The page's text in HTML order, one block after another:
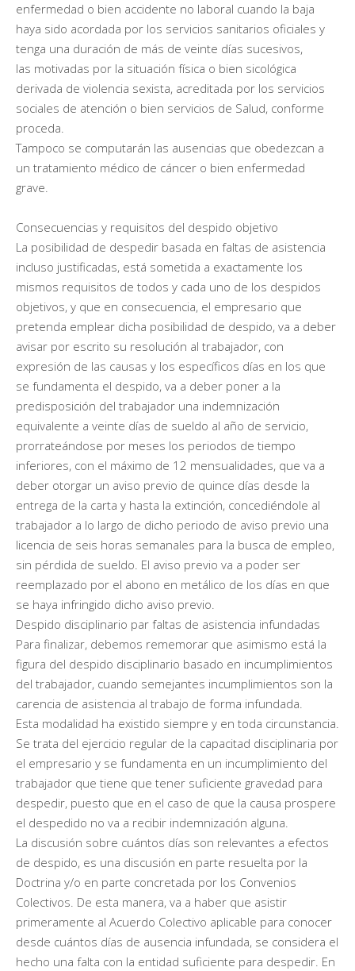
enfermedad o bien accidente no laboral cuando la baja
haya sido acordada por los servicios sanitarios oficiales y
tenga una duración de más de veinte días sucesivos,
las motivadas por la situación física o bien sicológica
derivada de violencia sexista, acreditada por los servicios
sociales de atención o bien servicios de Salud, conforme
proceda.
Tampoco se computarán las ausencias que obedezcan a
un tratamiento médico de cáncer o bien enfermedad
grave.
Consecuencias y requisitos del despido objetivo
La posibilidad de despedir basada en faltas de asistencia
incluso justificadas, está sometida a exactamente los
mismos requisitos de todos y cada uno de los despidos
objetivos, y que en consecuencia, el empresario que
pretenda emplear dicha posibilidad de despido, va a deber
avisar por escrito su resolución al trabajador, con
expresión de las causas y los específicos días en los que
se fundamenta el despido, va a deber poner a la
predisposición del trabajador una indemnización
equivalente a veinte días de sueldo al año de servicio,
prorrateándose por meses los periodos de tiempo
inferiores, con el máximo de 12 mensualidades, que va a
deber otorgar un aviso previo de quince días desde la
entrega de la carta y hasta la extinción, concediéndole al
trabajador a lo largo de dicho periodo de aviso previo una
licencia de seis horas semanales para la busca de empleo,
sin pérdida de sueldo. El aviso previo va a poder ser
reemplazado por el abono en metálico de los días en que
se haya infringido dicho aviso previo.
Despido disciplinario par faltas de asistencia infundadas
Para finalizar, debemos rememorar que asimismo está la
figura del despido disciplinario basado en incumplimientos
del trabajador, cuando semejantes incumplimientos son la
carencia de asistencia al trabajo de forma infundada.
Esta modalidad ha existido siempre y en toda circunstancia.
Se trata del ejercicio regular de la capacitad disciplinaria por
el empresario y se fundamenta en un incumplimiento del
trabajador que tiene que tener suficiente gravedad para
despedir, puesto que en el caso de que la causa prospere
el despedido no va a recibir indemnización alguna.
La discusión sobre cuántos días son relevantes a efectos
de despido, es una discusión en parte resuelta por la
Doctrina y/o en parte concretada por los Convenios
Colectivos. De esta manera, va a haber que asistir
primeramente al Acuerdo Colectivo aplicable para conocer
desde cuántos días de ausencia infundada, se considera el
hecho una falta con la entidad suficiente para despedir. En